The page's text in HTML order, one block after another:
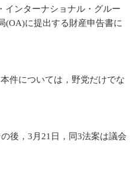
インターナショナル・グルー
(OA)に提出する財産申告書に
件については，野党だけでな
後，3月21日，同3法案は議会